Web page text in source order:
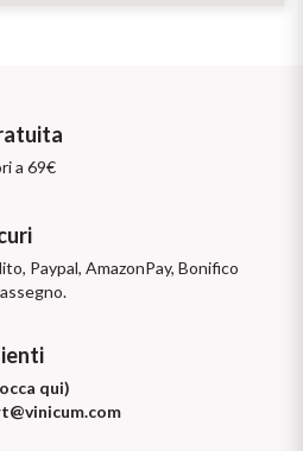
a 69€
Paypal, AmazonPay, Bonifico
qui)